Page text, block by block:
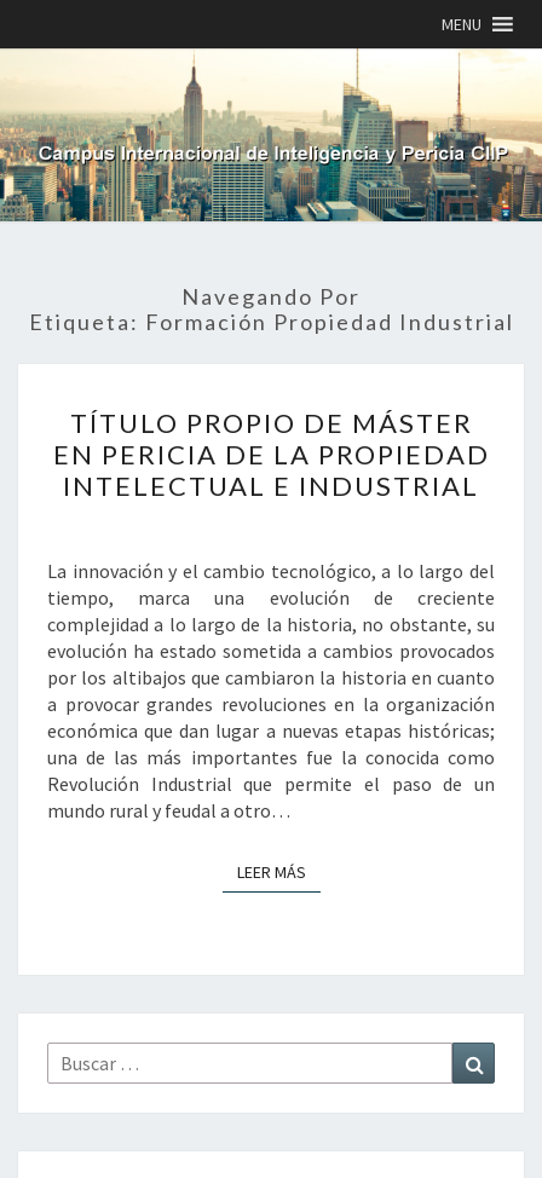
MENU
Navegando Por
Etiqueta: Formación Propiedad Industrial
PROPIO
DE
MÁSTER
EN
LA
PROPIEDAD
INTELECTUAL
E
INDUSTRIAL
TÍTULO PROPIO DE MÁSTER
EN PERICIA DE LA PROPIEDAD
INTELECTUAL E INDUSTRIAL
La innovación y el cambio tecnológico, a lo largo del
tiempo, marca una evolución de creciente
complejidad a lo largo de la historia, no obstante, su
evolución ha estado sometida a cambios provocados
por los altibajos que cambiaron la historia en cuanto
a provocar grandes revoluciones en la organización
económica que dan lugar a nuevas etapas históricas;
una de las más importantes fue la conocida como
Revolución Industrial que permite el paso de un
mundo rural y feudal a otro…
LEER MÁSLEER MÁS
Buscar
por: